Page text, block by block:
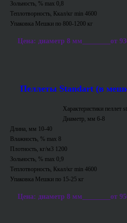
Зольность, % max 0,8
Теплотворность, Ккал/кг min 4600
Упаковка Мешки по 800-1200 кг
Цена: диаметр 8 мм________от
Пеллеты Standart (в
Характеристики пеллет
Диаметр, мм 6-8
Длина, мм 10-40
Влажность, % max 8
Плотность, кг/м3 1200
Зольность, % max 0,9
Теплотворность, Ккал/кг min 4600
Упаковка Мешки по 15-25 кг
Цена: диаметр 8 мм________от